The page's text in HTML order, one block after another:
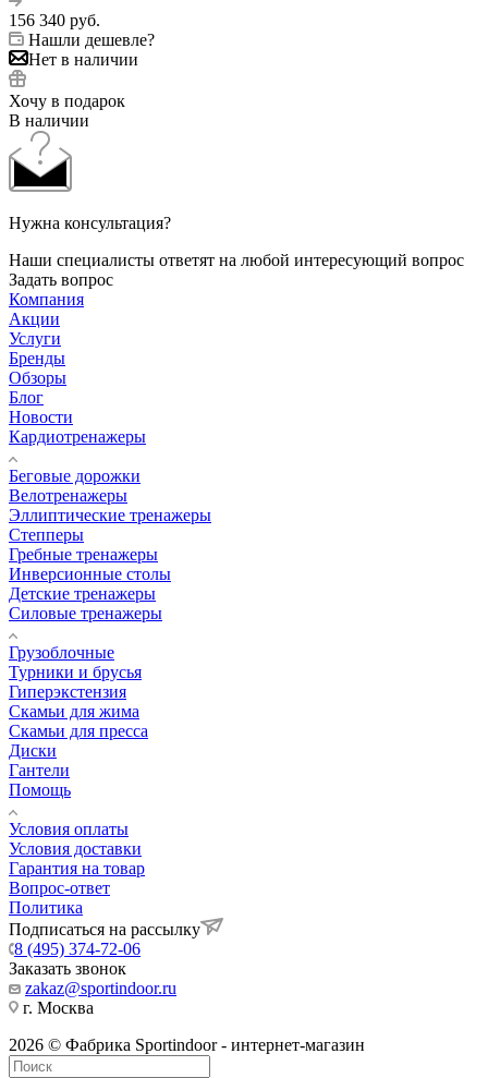
156 340 руб.
Нашли дешевле?
Нет в наличии
Хочу в подарок
В наличии
Нужна консультация?
Наши специалисты ответят на любой интересующий вопрос
Задать вопрос
Компания
Акции
Услуги
Бренды
Обзоры
Блог
Новости
Кардиотренажеры
Беговые дорожки
Велотренажеры
Эллиптические тренажеры
Степперы
Гребные тренажеры
Инверсионные столы
Детские тренажеры
Силовые тренажеры
Грузоблочные
Турники и брусья
Гиперэкстензия
Скамьи для жима
Скамьи для пресса
Диски
Гантели
Помощь
Условия оплаты
Условия доставки
Гарантия на товар
Вопрос-ответ
Политика
Подписаться на рассылку
8 (495) 374-72-06
Заказать звонок
zakaz@sportindoor.ru
г. Москва
2026 © Фабрика Sportindoor - интернет-магазин